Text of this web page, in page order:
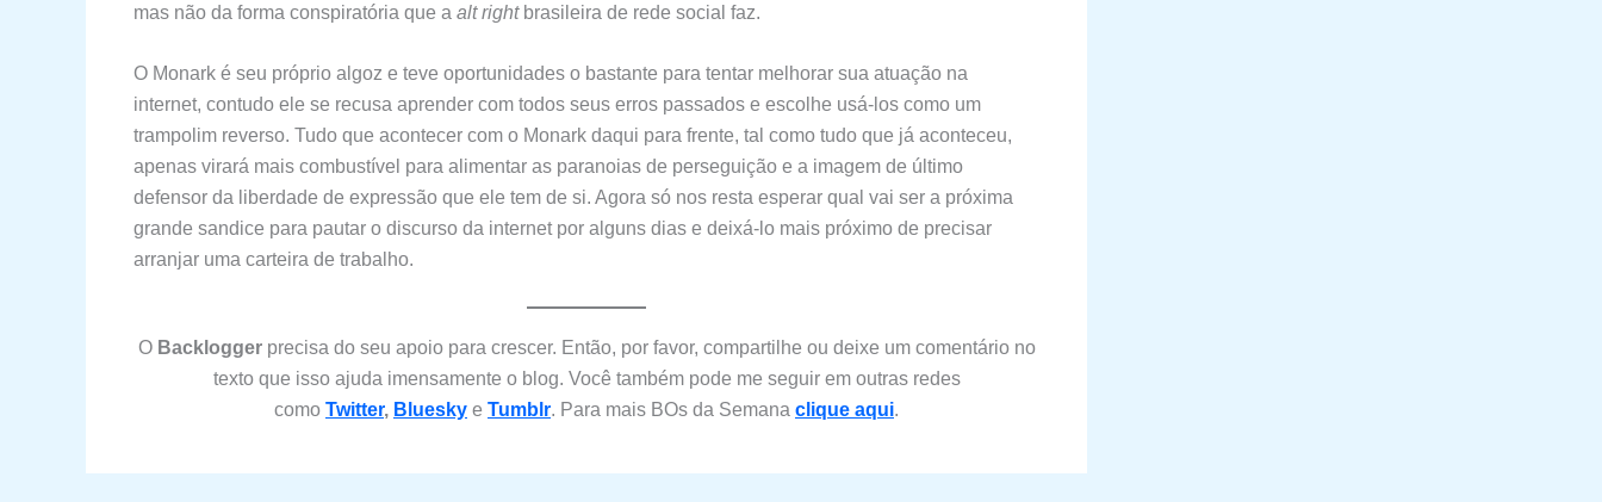
mas não da forma conspiratória que a alt rightbrasileira de rede social faz.
O Monark é seu próprio algoz e teve oportunidades o bastante para tentar melhorar sua atuação na
internet, contudo ele se recusa aprender com todos seus erros passados e escolhe usá-los como um
trampolim reverso. Tudo que acontecer com o Monark daqui para frente, tal como tudo que já aconteceu,
apenas virará mais combustível para alimentar as paranoias de perseguição e a imagem de último
defensor da liberdade de expressão que ele tem de si. Agora só nos resta esperar qual vai ser a próxima
grande sandice para pautar o discurso da internet por alguns dias e deixá-lo mais próximo de precisar
arranjar uma carteira de trabalho.
O Backloggerprecisa do seu apoio para crescer. Então, por favor, compartilhe ou deixe um comentário no
texto que isso ajuda imensamente o blog. Você também pode me seguir em outras redes
como Twitter, Bluesky e Tumblr. Para mais BOs da Semana clique aqui.